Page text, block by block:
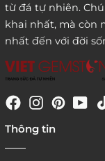
website:
từ đá tự nhiên.
khai nhất, mà còn
nhất đến với đời
Thông tin